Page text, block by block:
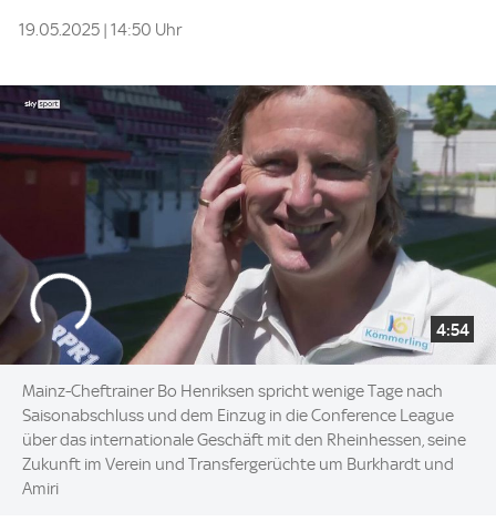
19.05.2025 | 14:50 Uhr
4:54
Mainz-Cheftrainer Bo Henriksen spricht wenige Tage nach
Saisonabschluss und dem Einzug in die Conference League
über das internationale Geschäft mit den Rheinhessen, seine
Zukunft im Verein und Transfergerüchte um Burkhardt und
Amiri